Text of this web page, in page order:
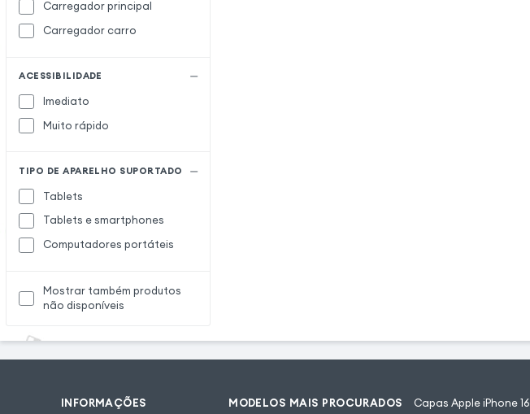
Carregador principal
Carregador carro
ACESSIBILIDADE
Imediato
Muito rápido
TIPO DE APARELHO SUPORTADO
Tablets
Tablets e smartphones
Computadores portáteis
Mostrar também produtos
não disponíveis
INFORMAÇÕES
MODELOS MAIS PROCURADOS
Capas Apple iPhone 16